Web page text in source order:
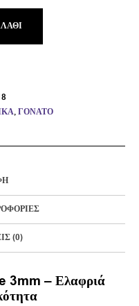
,ΓΌΝΑΤΟ
(0)
3mm – Ελαφριά